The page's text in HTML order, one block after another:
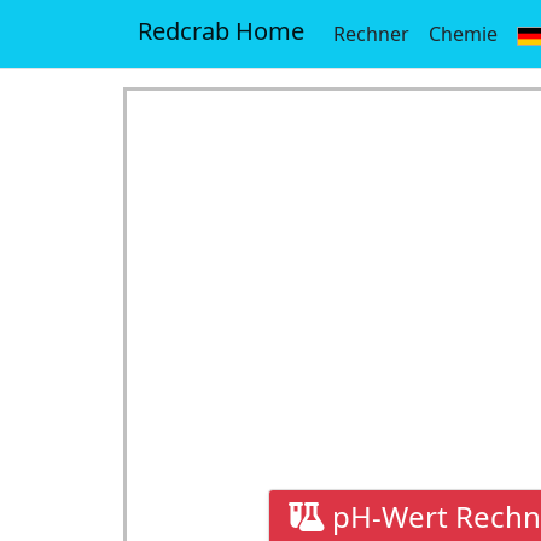
Redcrab Home Rechner Chemie
pH-Wert